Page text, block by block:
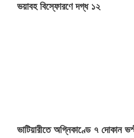
ভয়াবহ বিস্ফোরণে দগ্ধ ১২
ভাটিয়ারীতে অগ্নিকাণ্ডে ৭ দোকান